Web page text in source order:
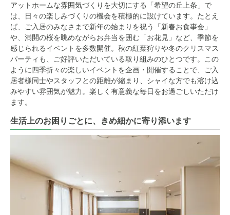
アットホームな雰囲気づくりを大切にする「希望の丘上条」で
は、日々の楽しみづくりの機会を積極的に設けています。たとえ
ば、ご入居のみなさまで新年の始まりを祝う「新春お食事会」
や、満開の桜を眺めながらお弁当を囲む「お花見」など、季節を
感じられるイベントを多数開催。秋の紅葉狩りや冬のクリスマス
パーティも、ご好評いただいている取り組みのひとつです。この
ように四季折々の楽しいイベントを企画・開催することで、ご入
居者様同士やスタッフとの距離が縮まり、シャイな方でも溶け込
みやすい雰囲気が魅力。楽しく有意義な毎日をお過ごしいただけ
ます。
生活上のお困りごとに、きめ細かに寄り添います